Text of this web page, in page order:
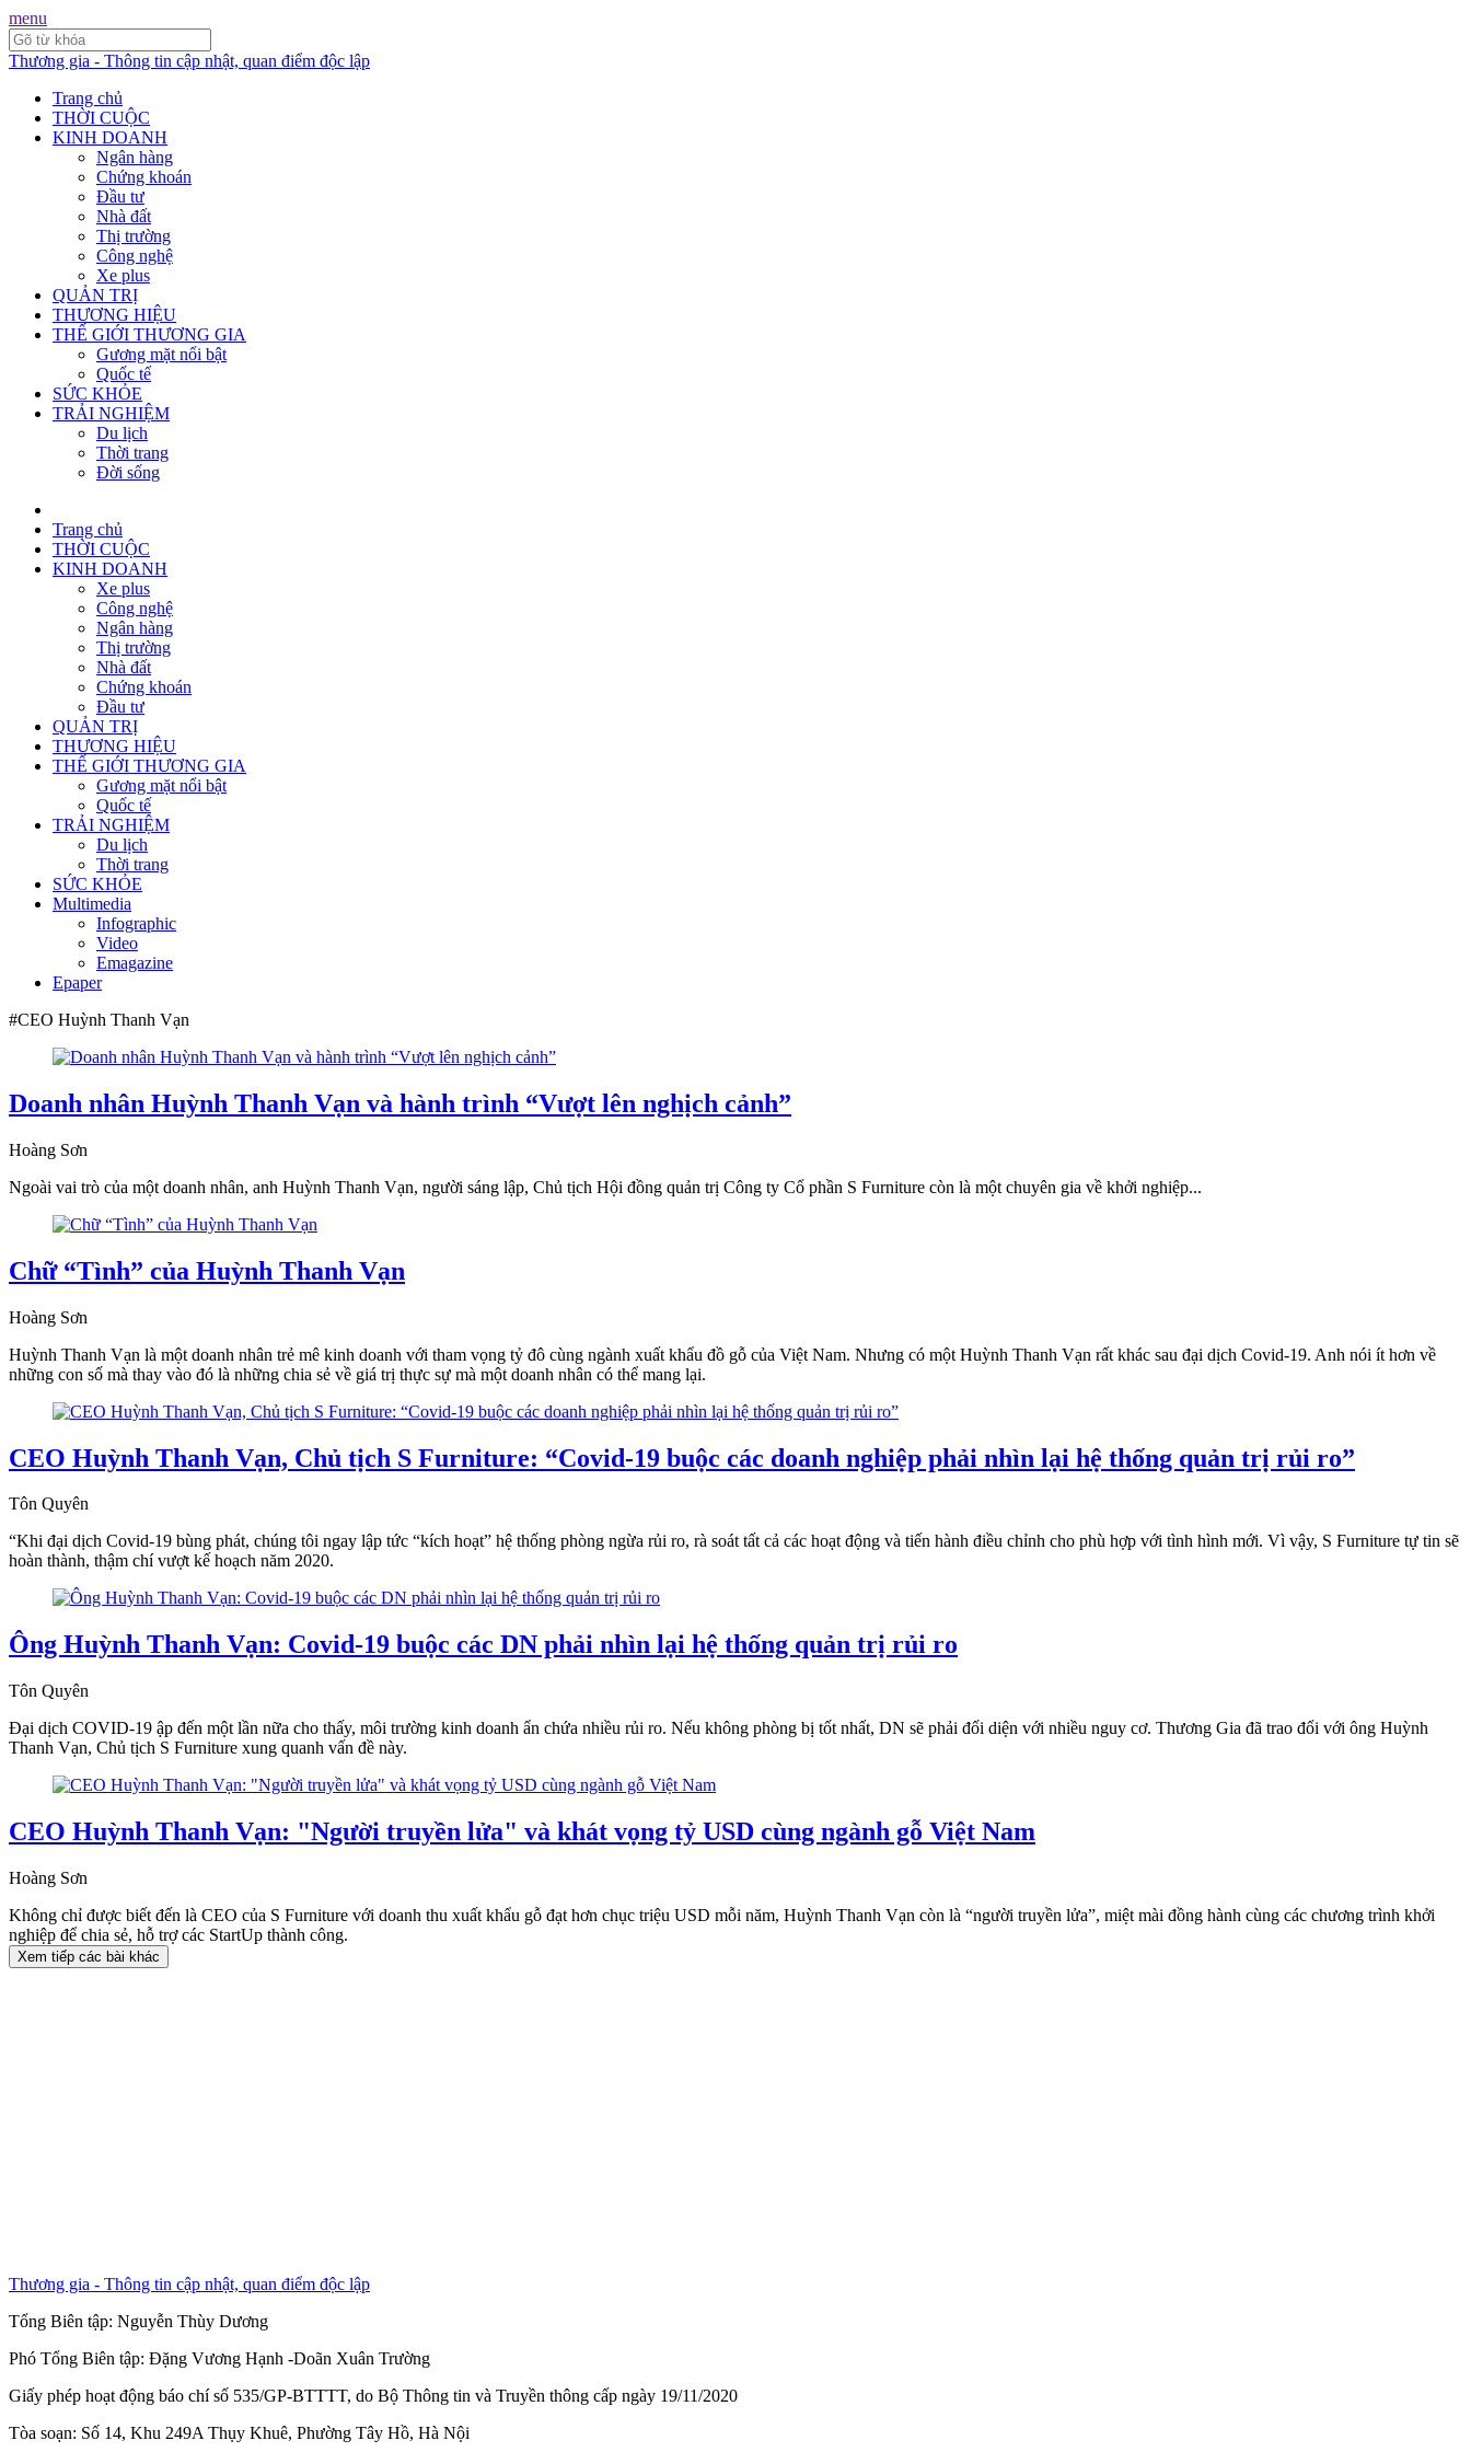
menu
Thương gia - Thông tin cập nhật, quan điểm độc lập
Trang chủ
THỜI CUỘC
KINH DOANH
Ngân hàng
Chứng khoán
Đầu tư
Nhà đất
Thị trường
Công nghệ
Xe plus
QUẢN TRỊ
THƯƠNG HIỆU
THẾ GIỚI THƯƠNG GIA
Gương mặt nổi bật
Quốc tế
SỨC KHỎE
TRẢI NGHIỆM
Du lịch
Thời trang
Đời sống
Trang chủ
THỜI CUỘC
KINH DOANH
Xe plus
Công nghệ
Ngân hàng
Thị trường
Nhà đất
Chứng khoán
Đầu tư
QUẢN TRỊ
THƯƠNG HIỆU
THẾ GIỚI THƯƠNG GIA
Gương mặt nổi bật
Quốc tế
TRẢI NGHIỆM
Du lịch
Thời trang
SỨC KHỎE
Multimedia
Infographic
Video
Emagazine
Epaper
#CEO Huỳnh Thanh Vạn
Doanh nhân Huỳnh Thanh Vạn và hành trình “Vượt lên nghịch cảnh”
Hoàng Sơn
Ngoài vai trò của một doanh nhân, anh Huỳnh Thanh Vạn, người sáng lập, Chủ tịch Hội đồng quản trị Công ty Cổ phần S Furniture còn là một chuyên gia về khởi nghiệp...
Chữ “Tình” của Huỳnh Thanh Vạn
Hoàng Sơn
Huỳnh Thanh Vạn là một doanh nhân trẻ mê kinh doanh với tham vọng tỷ đô cùng ngành xuất khẩu đồ gỗ của Việt Nam. Nhưng có một Huỳnh Thanh Vạn rất khác sau đại dịch Covid-19. Anh nói ít hơn về
những con số mà thay vào đó là những chia sẻ về giá trị thực sự mà một doanh nhân có thể mang lại.
CEO Huỳnh Thanh Vạn, Chủ tịch S Furniture: “Covid-19 buộc các doanh nghiệp phải nhìn lại hệ thống quản trị rủi ro”
Tôn Quyên
“Khi đại dịch Covid-19 bùng phát, chúng tôi ngay lập tức “kích hoạt” hệ thống phòng ngừa rủi ro, rà soát tất cả các hoạt động và tiến hành điều chỉnh cho phù hợp với tình hình mới. Vì vậy, S Furniture tự tin sẽ
hoàn thành, thậm chí vượt kế hoạch năm 2020.
Ông Huỳnh Thanh Vạn: Covid-19 buộc các DN phải nhìn lại hệ thống quản trị rủi ro
Tôn Quyên
Đại dịch COVID-19 ập đến một lần nữa cho thấy, môi trường kinh doanh ẩn chứa nhiều rủi ro. Nếu không phòng bị tốt nhất, DN sẽ phải đối diện với nhiều nguy cơ. Thương Gia đã trao đổi với ông Huỳnh
Thanh Vạn, Chủ tịch S Furniture xung quanh vấn đề này.
CEO Huỳnh Thanh Vạn: "Người truyền lửa" và khát vọng tỷ USD cùng ngành gỗ Việt Nam
Hoàng Sơn
Không chỉ được biết đến là CEO của S Furniture với doanh thu xuất khẩu gỗ đạt hơn chục triệu USD mỗi năm, Huỳnh Thanh Vạn còn là “người truyền lửa”, miệt mài đồng hành cùng các chương trình khởi
nghiệp để chia sẻ, hỗ trợ các StartUp thành công.
Xem tiếp các bài khác
Thương gia - Thông tin cập nhật, quan điểm độc lập
Tổng Biên tập: Nguyễn Thùy Dương
Phó Tổng Biên tập: Đặng Vương Hạnh -Doãn Xuân Trường
Giấy phép hoạt động báo chí số 535/GP-BTTTT, do Bộ Thông tin và Truyền thông cấp ngày 19/11/2020
Tòa soạn: Số 14, Khu 249A Thụy Khuê, Phường Tây Hồ, Hà Nội